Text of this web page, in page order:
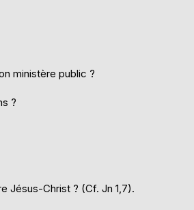
ministère public ?
?
Jésus-Christ ? (Cf. Jn 1,7).